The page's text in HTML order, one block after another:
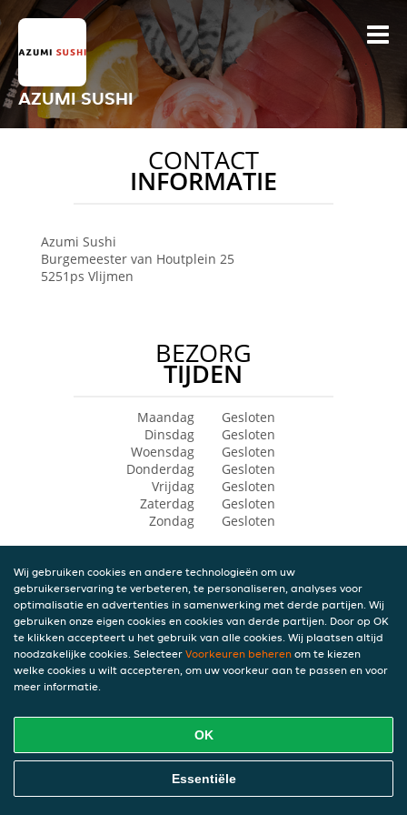
AZUMI SUSHI
CONTACT
INFORMATIE
Azumi Sushi
Burgemeester van Houtplein 25
5251ps Vlijmen
BEZORG
TIJDEN
Maandag
Gesloten
Dinsdag
Gesloten
Woensdag
Gesloten
Donderdag
Gesloten
Vrijdag
Gesloten
Zaterdag
Gesloten
Zondag
Gesloten
Wij gebruiken cookies en andere technologieën om uw
gebruikerservaring te verbeteren, te personaliseren, analyses voor
optimalisatie en advertenties in samenwerking met derde partijen. Wij
gebruiken onze eigen cookies en cookies van derde partijen. Door op OK
te klikken accepteert u het gebruik van alle cookies. Wij plaatsen altijd
noodzakelijke cookies. Selecteer Voorkeuren beheren om te kiezen
welke cookies u wilt accepteren, om uw voorkeur aan te passen en voor
meer informatie.
OK
Essentiële